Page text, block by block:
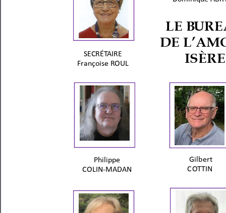
LE B
DE
ISÈRE
SECRÉTAIRE
Françoise ROUL
Philippe
COLIN-MADAN
Gilbert
COTTIN